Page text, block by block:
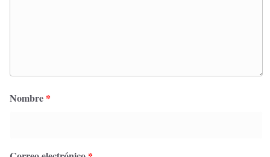
Nombre *